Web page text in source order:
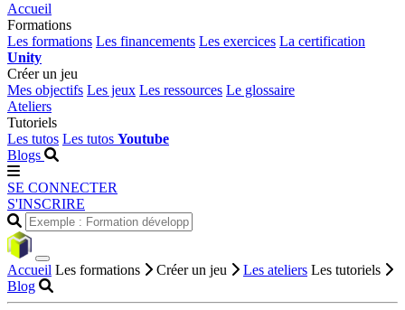
Accueil
Formations
Les formations Les financements Les exercices La certification
Unity
Créer un jeu
Mes objectifs Les jeux Les ressources Le glossaire
Ateliers
Tutoriels
Les tutos Les tutos Youtube
Blogs
SE CONNECTER
S'INSCRIRE
Accueil Les formations Créer un jeu Les ateliers Les tutoriels
Blog